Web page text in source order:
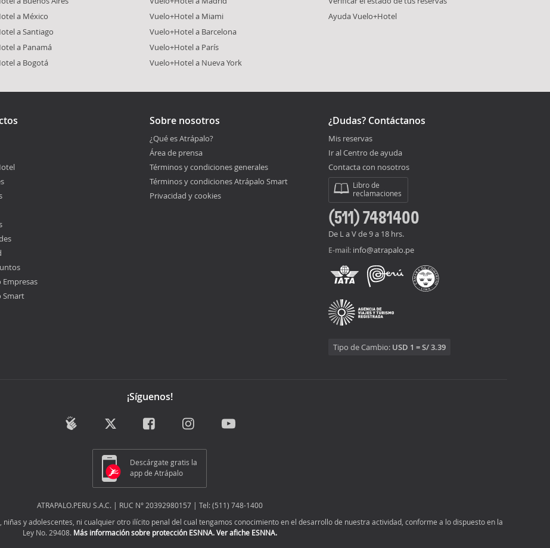
a México
a Santiago
a Panamá
a Bogotá
Vuelo+Hotel a Miami
Vuelo+Hotel a Barcelona
Vuelo+Hotel a París
Vuelo+Hotel a Nueva York
Ayuda Vuelo+Hotel
Smart
Sobre nosotros
¿Qué es Atrápalo?
Área de prensa
Términos y condiciones generales
Términos y condiciones Atrápalo Smart
Privacidad y cookies
¿Dudas? Contáctanos
Mis reservas
Ir al Centro de ayuda
Contacta con nosotros
Libro de
reclamaciones
(511) 7481400
De L a V de 9 a 18 hrs.
E-mail: info@atrapalo.pe
Tipo de Cambio: USD 1 = S/ 3.39
¡Síguenos!
Descárgate gratis la
app de Atrápalo
ATRAPALO.PERU S.A.C. | RUC N° 20392980157 | Tel: (511) 748-1400
y adolescentes, ni cualquier otro ilícito penal del cual tengamos conocimiento en el desarrollo de nuestra actividad, conforme a lo dispuesto en la
Ley No. 29408. Más información sobre protección ESNNA. Ver afiche ESNNA.